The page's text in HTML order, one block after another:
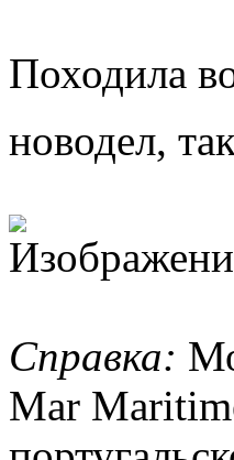
Походила
новодел,
Справка:
Mar